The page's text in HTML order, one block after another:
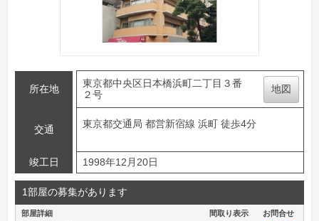
所在地
東京都中央区日本橋浜町二丁目３番
２号
地図
交通
東京都交通局 都営新宿線 浜町 徒歩4分
竣工日 1998年12月20日
1部屋の募集があります
部屋詳細 間取り表示 お問合せ